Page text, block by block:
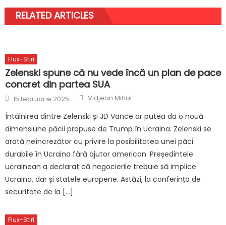
RELATED ARTICLES
Flux-Stiri
Zelenski spune că nu vede încă un plan de pace
concret din partea SUA
Posted
on
15 februarie 2025 Author
Vidjean Mihai
Întâlnirea dintre Zelenski și JD Vance ar putea da o nouă
dimensiune păcii propuse de Trump în Ucraina. Zelenski se
arată neîncrezător cu privire la posibilitatea unei păci
durabile în Ucraina fără ajutor american. Președintele
ucrainean a declarat că negocierile trebuie să implice
Ucraina, dar și statele europene. Astăzi, la conferința de
securitate de la […]
Flux-Stiri